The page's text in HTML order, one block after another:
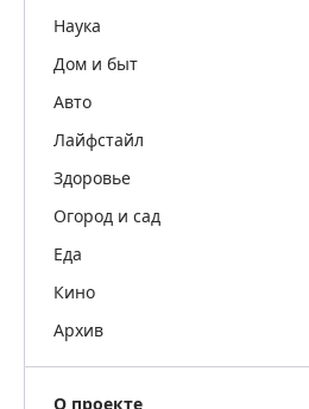
Наука
Дом и быт
Авто
Лайфстайл
Здоровье
Огород и сад
Еда
Кино
Архив
О проекте